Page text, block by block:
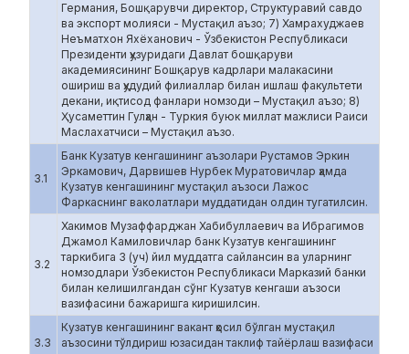
Германия, Бошқарувчи директор, Структуравий савдо
ва экспорт молияси - Мустақил аъзо; 7) Хамрахуджаев
Неъматхон Яхёханович - Ўзбекистон Республикаси
Президенти ҳузуридаги Давлат бошқаруви
академиясининг Бошқарув кадрлари малакасини
ошириш ва ҳудудий филиаллар билан ишлаш факультети
декани, иқтисод фанлари номзоди – Мустақил аъзо; 8)
Ҳусаметтин Гулҳан - Туркия буюк миллат мажлиси Раиси
Маслахатчиси – Мустақил аъзо.
3.1
Банк Кузатув кенгашининг аъзолари Рустамов Эркин
Эркамович, Дарвишев Нурбек Муратовичлар ҳамда
Кузатув кенгашининг мустақил аъзоси Лажос
Фаркаснинг ваколатлари муддатидан олдин тугатилсин.
3.2
Хакимов Музаффарджан Хабибуллаевич ва Ибрагимов
Джамол Камиловичлар банк Кузатув кенгашининг
таркибига 3 (уч) йил муддатга сайлансин ва уларнинг
номзодлари Ўзбекистон Республикаси Марказий банки
билан келишилгандан сўнг Кузатув кенгаши аъзоси
вазифасини бажаришга киришилсин.
3.3
Кузатув кенгашининг вакант ҳосил бўлган мустақил
аъзосини тўлдириш юзасидан таклиф тайёрлаш вазифаси